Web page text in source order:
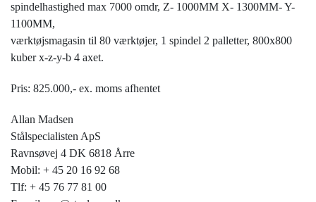
spindelhastighed max 7000 omdr, Z- 1000MM X- 1300MM- Y-
1100MM,
værktøjsmagasin til 80 værktøjer, 1 spindel 2 palletter, 800x800
kuber x-z-y-b 4 axet.
Pris: 825.000,- ex. moms afhentet
Allan Madsen
Stålspecialisten ApS
Ravnsøvej 4 DK 6818 Årre
Mobil: + 45 20 16 92 68
Tlf: + 45 76 77 81 00